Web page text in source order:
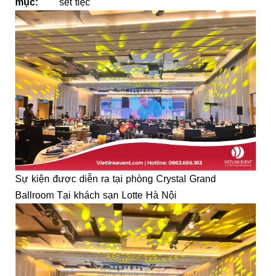
mục:
set tiệc
Sự kiện được diễn ra tại phòng Crystal Grand
Ballroom Tại khách sạn Lotte Hà Nội